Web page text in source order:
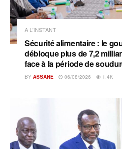
A L'INSTANT
Sécurité alimentaire : le
débloque plus de 7,2
face à la période de
BY ASSANE 06/08/2026 1.4K